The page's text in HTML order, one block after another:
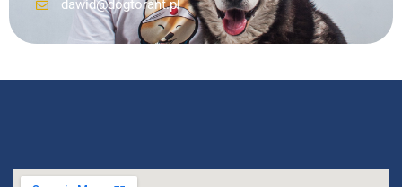
dawid@dogtorant.pl